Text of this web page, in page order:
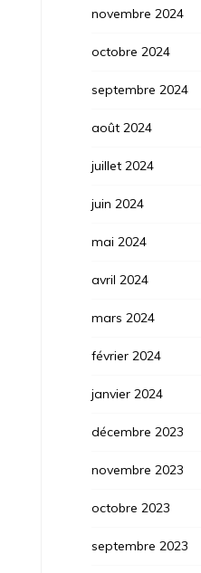
novembre 2024
octobre 2024
septembre 2024
août 2024
juillet 2024
juin 2024
mai 2024
avril 2024
mars 2024
février 2024
janvier 2024
décembre 2023
novembre 2023
octobre 2023
septembre 2023